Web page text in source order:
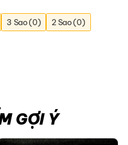
3 Sao (0)
2 Sao (0)
GỢI Ý